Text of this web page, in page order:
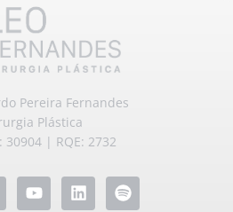
Pereira Fernandes
Plástica
30904 | RQE: 2732